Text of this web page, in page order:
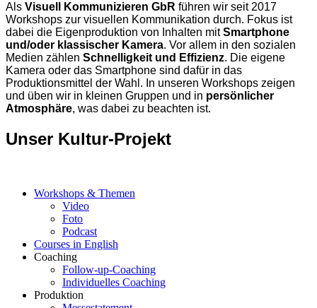
Als Visuell Kommunizieren GbR führen wir seit 2017
Workshops zur visuellen Kommunikation durch. Fokus ist
dabei die Eigenproduktion von Inhalten mitSmartphone
und/oder klassischer Kamera. Vor allem in den sozialen
Medien zählen Schnelligkeit und Effizienz. Die eigene
Kamera oder das Smartphone sind dafür in das
Produktionsmittel der Wahl. In unseren Workshops zeigen
und üben wir in kleinen Gruppen und in persönlicher
Atmosphäre, was dabei zu beachten ist.
Unser Kultur-Projekt
Workshops & Themen
Video
Foto
Podcast
Courses in English
Coaching
Follow-up-Coaching
Individuelles Coaching
Produktion